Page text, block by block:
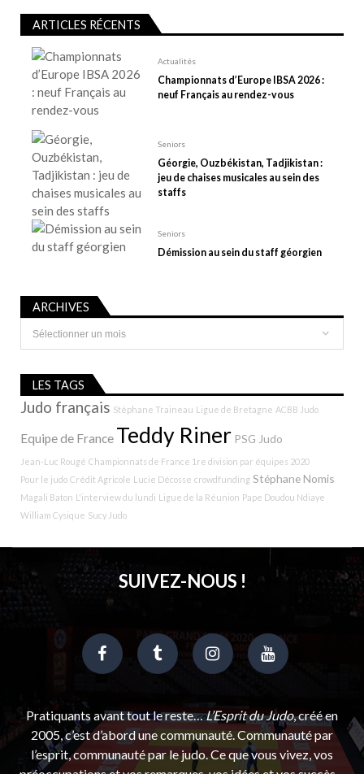
ARTICLES RÉCENTS
Actualités
Championnats d’Europe IBSA 2026 :
neuf Français au rendez-vous
Seniors
Géorgie, Ouzbékistan, Tadjikistan :
jeu de chaises musicales au sein des
staffs
Seniors
Démission au sein du staff géorgien
ARCHIVES
Archives
LES TAGS
Judo français Stéphane Traineau Ligue de Bretagne ACBB Judo
Equipe de France Teddy Riner PSG Judo
Jean-Luc Rougé Championnats de France 1re division par équipes 2020
Pour le judo Crédit Agricole Lucie Décosse crowdfunding Stéphane Nomis
Magali Baton L'interview du lundi Ligue de la Réunion Pape Doudou Ndiaye
William Cysique Sucy Judo
SUIVEZ-NOUS !
Pratiquants avant tout le reste…L’Esprit du Judo, créé en
2005, c’est d’abord une communauté. Communauté par
l’esprit, communauté par le judo. Ce que vous vivez, vos